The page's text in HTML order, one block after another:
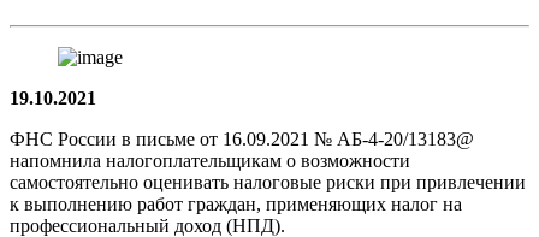
19.10.2021
ФНС России в письме от 16.09.2021 № АБ-4-20/13183@
напомнила налогоплательщикам о возможности
самостоятельно оценивать налоговые риски при привлечении
к выполнению работ граждан, применяющих налог на
профессиональный доход (НПД).